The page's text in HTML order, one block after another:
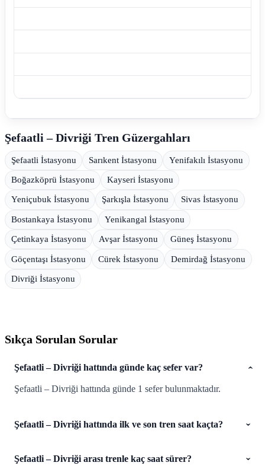
Şefaatli – Divriği Tren Güzergahları
Şefaatli İstasyonu Sarıkent İstasyonu Yenifakılı İstasyonu
Boğazköprü İstasyonu Kayseri İstasyonu
Yeniçubuk İstasyonu Şarkışla İstasyonu Sivas İstasyonu
Bostankaya İstasyonu Yenikangal İstasyonu
Çetinkaya İstasyonu Avşar İstasyonu Güneş İstasyonu
Göçentaşı İstasyonu Cürek İstasyonu Demirdağ İstasyonu
Divriği İstasyonu
Sıkça Sorulan Sorular
Şefaatli – Divriği hattında günde kaç sefer var?
Şefaatli – Divriği hattında günde 1 sefer bulunmaktadır.
Şefaatli – Divriği hattında ilk ve son tren saat kaçta?
Şefaatli – Divriği arası trenle kaç saat sürer?